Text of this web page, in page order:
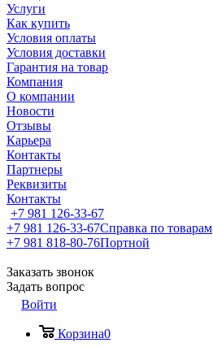
Услуги
Как купить
Условия оплаты
Условия доставки
Гарантия на товар
Компания
О компании
Новости
Отзывы
Карьера
Контакты
Партнеры
Реквизиты
Контакты
+7 981 126-33-67
+7 981 126-33-67Справка по товарам
+7 981 818-80-76Портной
Заказать звонок
Задать вопрос
Войти
Корзина0